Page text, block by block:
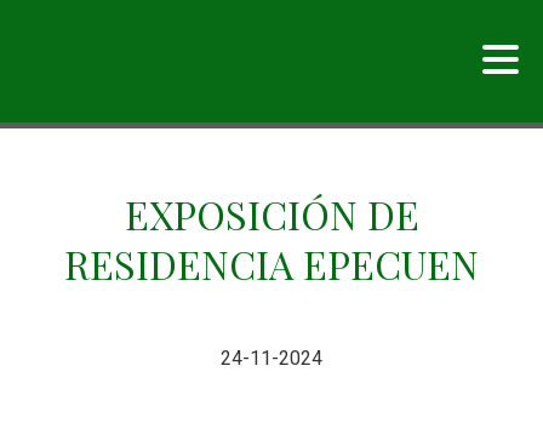
EXPOSICIÓN DE
RESIDENCIA EPECUEN
24-11-2024